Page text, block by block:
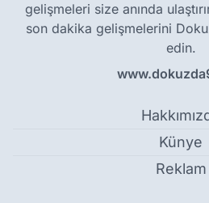
gelişmeleri size anında
son dakika gelişmelerini
edin.
Künye
Reklam